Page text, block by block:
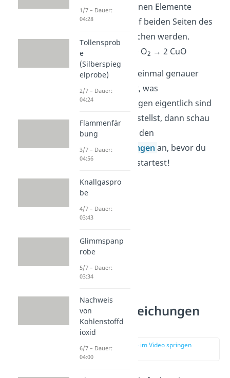
der verschiedenen Elemente
gezählt und auf beiden Seiten des
Pfeils ausgeglichen werden.
Beispiel:
2 Cu + O2 → 2 CuO
Wenn du dir noch einmal genauer
ansehen möchtest, was
Reaktionsgleichungen eigentlich sind
und wie du sie aufstellst, dann schau
dir unser Video zu den
Reaktionsgleichungenan, bevor du
mit den Übungen startest!
Übung:
Reaktionsgleichungen
ausgleichen
zur Stelle im Video springen
(03:03)
1/7 – Dauer:
04:28
Tollensprob
e
(Silberspieg
elprobe)
2/7 – Dauer:
04:24
Flammenfär
bung
3/7 – Dauer:
04:56
Knallgaspro
be
4/7 – Dauer:
03:43
Glimmspanp
robe
5/7 – Dauer:
03:34
Nachweis
von
Kohlenstoffd
ioxid
6/7 – Dauer:
04:00